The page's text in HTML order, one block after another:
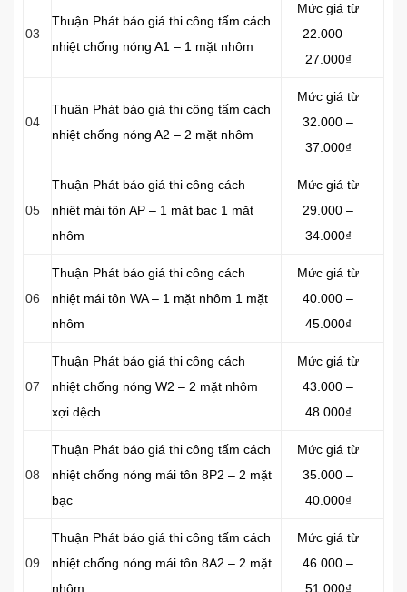
03
Thuận Phát báo giá thi công tấm cách
nhiệt chống nóng A1 – 1 mặt nhôm
Mức giá từ
22.000 –
27.000₫
04
Thuận Phát báo giá thi công tấm cách
nhiệt chống nóng A2 – 2 mặt nhôm
Mức giá từ
32.000 –
37.000₫
05
Thuận Phát báo giá thi công cách
nhiệt mái tôn AP – 1 mặt bạc 1 mặt
nhôm
Mức giá từ
29.000 –
34.000₫
06
Thuận Phát báo giá thi công cách
nhiệt mái tôn WA – 1 mặt nhôm 1 mặt
nhôm
Mức giá từ
40.000 –
45.000₫
07
Thuận Phát báo giá thi công cách
nhiệt chống nóng W2 – 2 mặt nhôm
xợi dệch
Mức giá từ
43.000 –
48.000₫
08
Thuận Phát báo giá thi công tấm cách
nhiệt chống nóng mái tôn 8P2 – 2 mặt
bạc
Mức giá từ
35.000 –
40.000₫
09
Thuận Phát báo giá thi công tấm cách
nhiệt chống nóng mái tôn 8A2 – 2 mặt
nhôm
Mức giá từ
46.000 –
51.000₫